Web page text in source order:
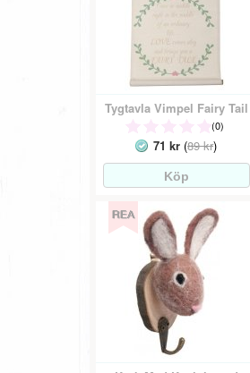
Tygtavla Vimpel Fairy Tail
(0)
71 kr (89 kr)